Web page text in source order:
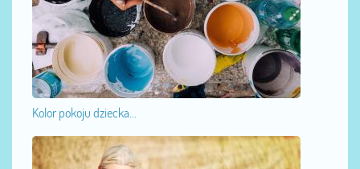
Kolor pokoju dziecka...